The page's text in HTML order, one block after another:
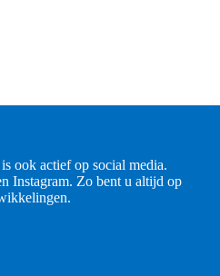
ook actief op social media.
Instagram. Zo bent u altijd op